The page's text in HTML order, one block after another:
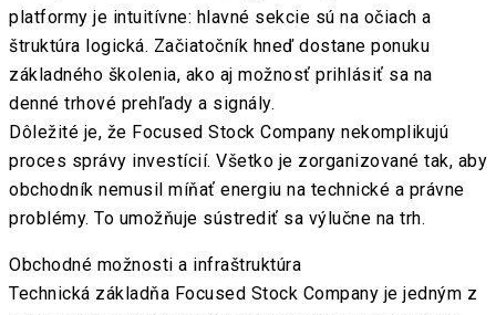
platformy je intuitívne: hlavné sekcie sú na očiach a
štruktúra logická. Začiatočník hneď dostane ponuku
základného školenia, ako aj možnosť prihlásiť sa na
denné trhové prehľady a signály.
Dôležité je, že Focused Stock Company nekomplikujú
proces správy investícií. Všetko je zorganizované tak, aby
obchodník nemusil míňať energiu na technické a právne
problémy. To umožňuje sústrediť sa výlučne na trh.
Obchodné možnosti a infraštruktúra
Technická základňa Focused Stock Company je jedným z